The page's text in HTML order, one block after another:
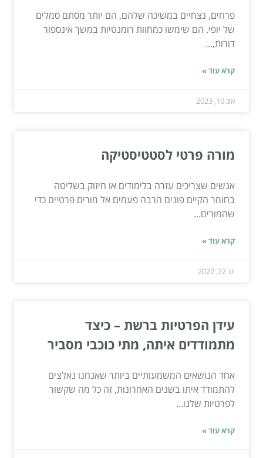
פרחים, נצחיים במשיכה שלהם, הם יותר מסתם סמלים
של יופי. הם שימשו כמחוות רומנטיות במשך אינספור
דורות,...
קרא עוד »
אוג 10, 2023
מורה פרטי לסטטיסטיקה
אנשים שצריכים עזרה בלימודים או חיזוק בשליטה
בחומר הקיים פונים הרבה פעמים אל מורים פרטיים כדי
שהמורים...
קרא עוד »
יונ 22, 2022
עידן הפרטיות ברשת – כיצד
מתמודדים איתה, מתי כוכבי מסביר
אחד הנושאים המשמעותיים ביותר שאנחנו נאלצים
להתמודד איתו בשנים האחרונות, זה כל מה שקשור
לפרטיות שלנו...
קרא עוד »